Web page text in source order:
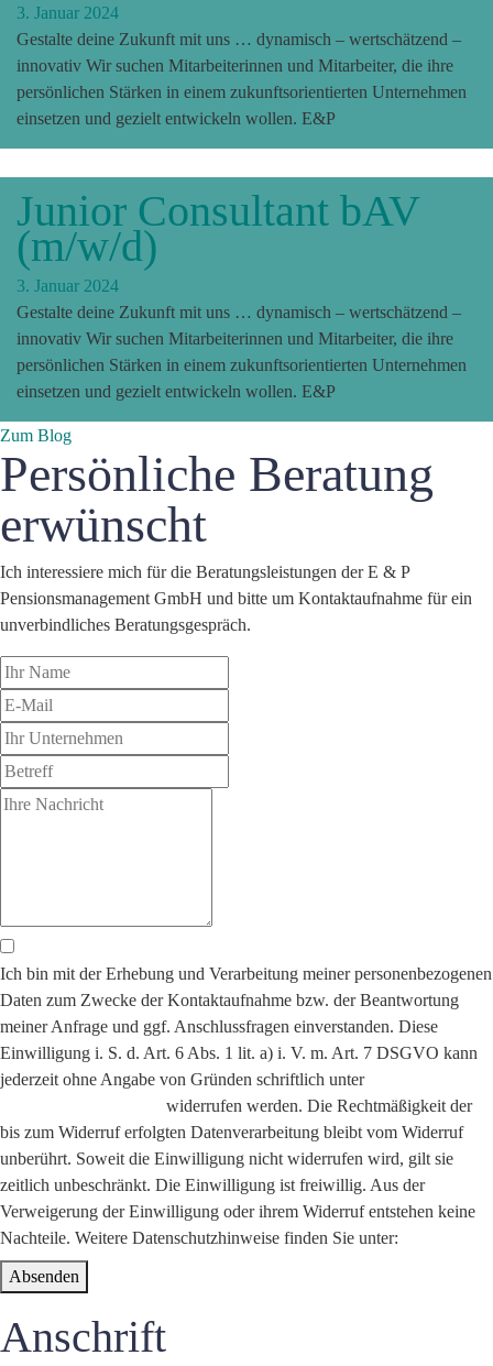
3. Januar 2024
Gestalte deine Zukunft mit uns … dynamisch – wertschätzend –
innovativ Wir suchen Mitarbeiterinnen und Mitarbeiter, die ihre
persönlichen Stärken in einem zukunftsorientierten Unternehmen
einsetzen und gezielt entwickeln wollen. E&P
Junior Consultant bAV
(m/w/d)
3. Januar 2024
Gestalte deine Zukunft mit uns … dynamisch – wertschätzend –
innovativ Wir suchen Mitarbeiterinnen und Mitarbeiter, die ihre
persönlichen Stärken in einem zukunftsorientierten Unternehmen
einsetzen und gezielt entwickeln wollen. E&P
Zum Blog
Persönliche Beratung
erwünscht
Ich interessiere mich für die Beratungsleistungen der E & P
Pensionsmanagement GmbH und bitte um Kontaktaufnahme für ein
unverbindliches Beratungsgespräch.
Ich bin mit der Erhebung und Verarbeitung meiner personenbezogenen
Daten zum Zwecke der Kontaktaufnahme bzw. der Beantwortung
meiner Anfrage und ggf. Anschlussfragen einverstanden. Diese
Einwilligung i. S. d. Art. 6 Abs. 1 lit. a) i. V. m. Art. 7 DSGVO kann
jederzeit ohne Angabe von Gründen schriftlich unter
widerrufen werden. Die Rechtmäßigkeit der
bis zum Widerruf erfolgten Datenverarbeitung bleibt vom Widerruf
unberührt. Soweit die Einwilligung nicht widerrufen wird, gilt sie
zeitlich unbeschränkt. Die Einwilligung ist freiwillig. Aus der
Verweigerung der Einwilligung oder ihrem Widerruf entstehen keine
Nachteile. Weitere Datenschutzhinweise finden Sie unter:
Absenden
Anschrift